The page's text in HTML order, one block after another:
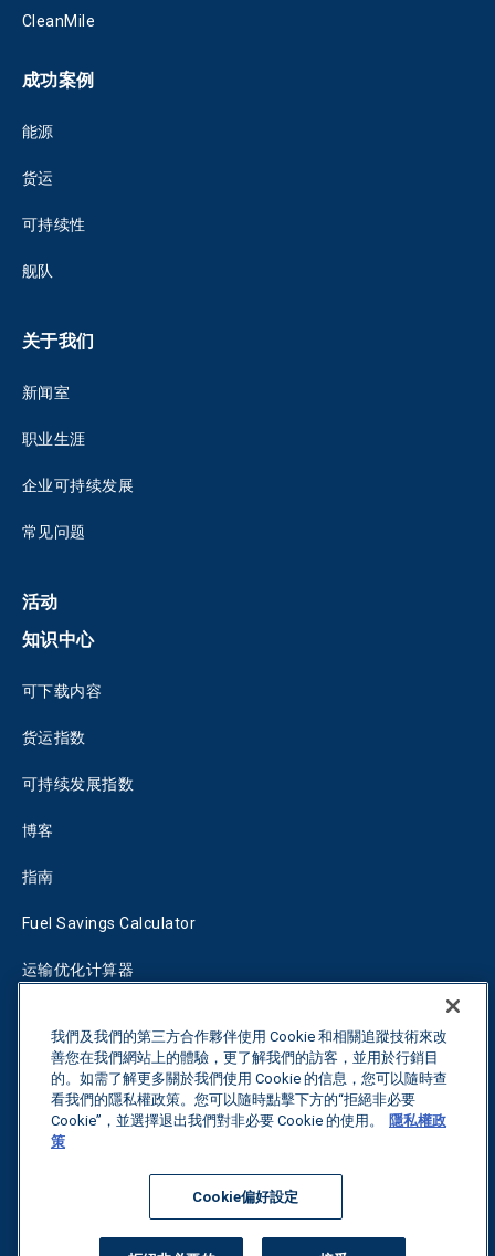
CleanMile
成功案例
能源
货运
可持续性
舰队
关于我们
新闻室
职业生涯
企业可持续发展
常见问题
活动
知识中心
可下载内容
货运指数
可持续发展指数
博客
指南
Fuel Savings Calculator
运输优化计算器
联系我们
我們及我們的第三方合作夥伴使用 Cookie 和相關追蹤技術來改
善您在我們網站上的體驗，更了解我們的訪客，並用於行銷目
的。如需了解更多關於我們使用 Cookie 的信息，您可以隨時查
看我們的隱私權政策。您可以隨時點擊下方的“拒絕非必要
Cookie”，並選擇退出我們對非必要 Cookie 的使用。
隱私權政
策
Cookie偏好設定